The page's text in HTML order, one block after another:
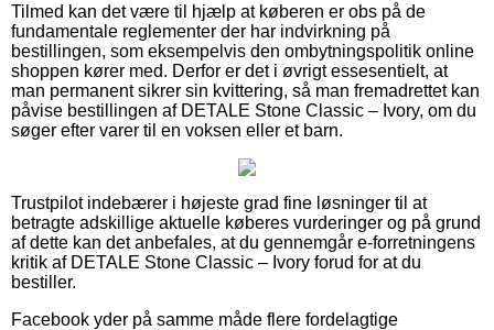
Tilmed kan det være til hjælp at køberen er obs på de
fundamentale reglementer der har indvirkning på
bestillingen, som eksempelvis den ombytningspolitik online
shoppen kører med. Derfor er det i øvrigt essesentielt, at
man permanent sikrer sin kvittering, så man fremadrettet kan
påvise bestillingen af DETALE Stone Classic – Ivory, om du
søger efter varer til en voksen eller et barn.
Trustpilot indebærer i højeste grad fine løsninger til at
betragte adskillige aktuelle køberes vurderinger og på grund
af dette kan det anbefales, at du gennemgår e-forretningens
kritik af DETALE Stone Classic – Ivory forud for at du
bestiller.
Facebook yder på samme måde flere fordelagtige